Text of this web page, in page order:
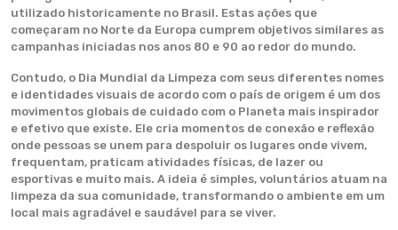
utilizado historicamente no Brasil. Estas ações que
começaram no Norte da Europa cumprem objetivos similares as
campanhas iniciadas nos anos 80 e 90 ao redor do mundo.
Contudo, o Dia Mundial da Limpeza com seus diferentes nomes
e identidades visuais de acordo com o país de origem é um dos
movimentos globais de cuidado com o Planeta mais inspirador
e efetivo que existe. Ele cria momentos de conexão e reflexão
onde pessoas se unem para despoluir os lugares onde vivem,
frequentam, praticam atividades físicas, de lazer ou
esportivas e muito mais. A ideia é simples, voluntários atuam na
limpeza da sua comunidade, transformando o ambiente em um
local mais agradável e saudável para se viver.